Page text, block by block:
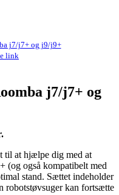
j7/j7+ og j9/j9+
link
j7/j7+ og
til at hjælpe dig med at
(og også kompatibelt med
stand. Sættet indeholder
robotstøvsuger kan fortsætte